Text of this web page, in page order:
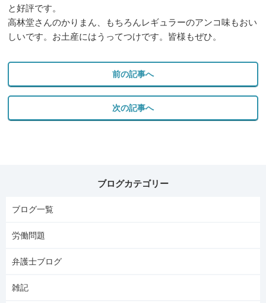
と好評です。
高林堂さんのかりまん、もちろんレギュラーのアンコ味もおい
しいです。お土産にはうってつけです。皆様もぜひ。
前の記事へ
次の記事へ
ブログカテゴリー
ブログ一覧
労働問題
弁護士ブログ
雑記